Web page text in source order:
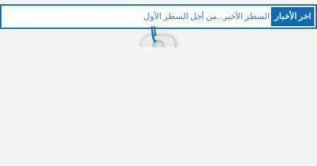
اخر اﻷخبار السطر الأخير...من أجل السطر الأول